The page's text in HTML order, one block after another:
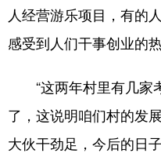
人经营游乐项目，有的
感受到人们干事创业的热
“这两年村里有几家
了，这说明咱们村的发
大伙干劲足，今后的日